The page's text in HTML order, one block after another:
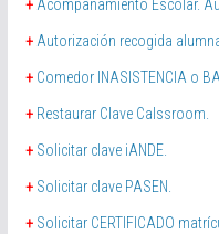
+ Acompañamiento Escolar.
+ Autorización recogida
+ Comedor INASISTENCIA o
+ Restaurar Clave Calssroom.
+ Solicitar clave iANDE.
+ Solicitar clave PASEN.
+ Solicitar CERTIFICADO